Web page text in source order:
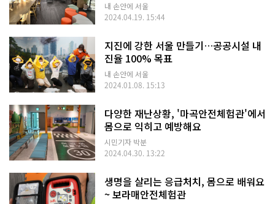
내 손안에 서울
2024.04.19. 15:44
지진에 강한 서울 만들기…공공시설 내
진율 100% 목표
내 손안에 서울
2024.01.08. 15:13
다양한 재난상황, '마곡안전체험관'에서
몸으로 익히고 예방해요
시민기자 박분
2024.04.30. 13:22
생명을 살리는 응급처치, 몸으로 배워요
~ 보라매안전체험관